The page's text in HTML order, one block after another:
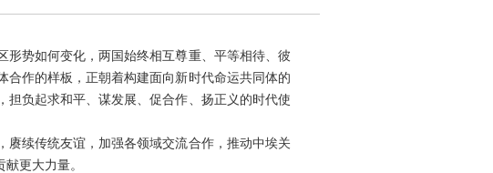
形势如何变化，两国始终相互尊重、平等相待、彼
作的样板，正朝着构建面向新时代命运共同体的
担负起求和平、谋发展、促合作、扬正义的时代使
赓续传统友谊，加强各领域交流合作，推动中埃关
更大力量。